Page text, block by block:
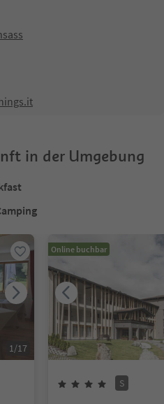
in der Umgebung
1/17
Online buchbar
S